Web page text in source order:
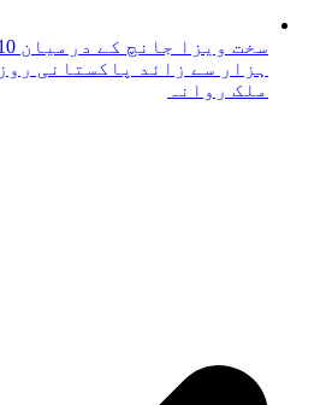
ہزار سے زائد پاکستانی
ملک روانہ